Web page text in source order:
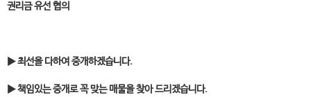
권리금 유선 협의
▶ 최선을 다하여 중개하겠습니다.
▶ 책임있는 중개로 꼭 맞는 매물을 찾아 드리겠습니다.